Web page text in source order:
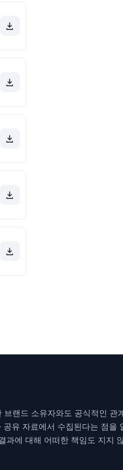
랜드 소유자와도 공식적인 관
유 자료에서 수집된다는 점을
에 대해 어떠한 책임도 지지